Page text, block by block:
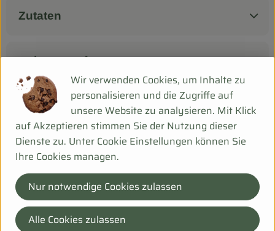
Zutaten
Nährwert-Info
Produktdatenblatt
Herkunft
Hersteller: BYO
Wir verwenden Cookies, um Inhalte zu
personalisieren und die Zugriffe auf
unsere Website zu analysieren. Mit Klick
auf Akzeptieren stimmen Sie der Nutzung dieser
Dienste zu. Unter Cookie Einstellungen können Sie
Ihre Cookies managen.
Nur notwendige Cookies zulassen
Alle Cookies zulassen